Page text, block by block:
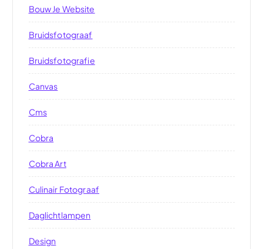
Bouw Je Website
Bruidsfotograaf
Bruidsfotografie
Canvas
Cms
Cobra
Cobra Art
Culinair Fotograaf
Daglichtlampen
Design